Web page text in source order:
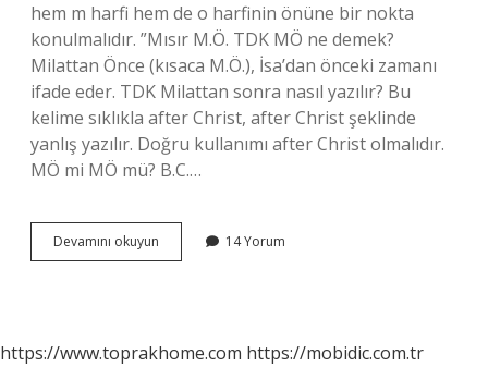
hem m harfi hem de o harfinin önüne bir nokta
konulmalıdır. ”Mısır M.Ö. TDK MÖ ne demek?
Milattan Önce (kısaca M.Ö.), İsa’dan önceki zamanı
ifade eder. TDK Milattan sonra nasıl yazılır? Bu
kelime sıklıkla after Christ, after Christ şeklinde
yanlış yazılır. Doğru kullanımı after Christ olmalıdır.
MÖ mi MÖ mü? B.C.…
Devamını okuyun
M
14 Yorum
https://www.toprakhome.com https://mobidic.com.tr